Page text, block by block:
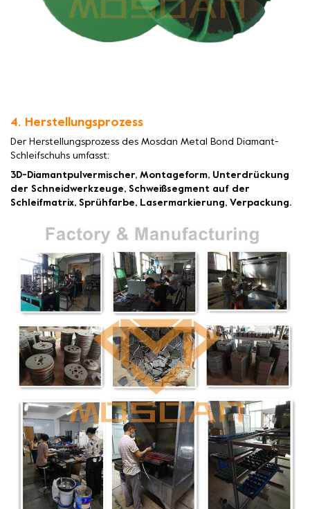
4. Herstellungsprozess
Der Herstellungsprozess des Mosdan Metal Bond Diamant-
Schleifschuhs umfasst:
3D-Diamantpulvermischer, Montageform, Unterdrückung
der Schneidwerkzeuge, Schweißsegment auf der
Schleifmatrix, Sprühfarbe, Lasermarkierung, Verpackung.